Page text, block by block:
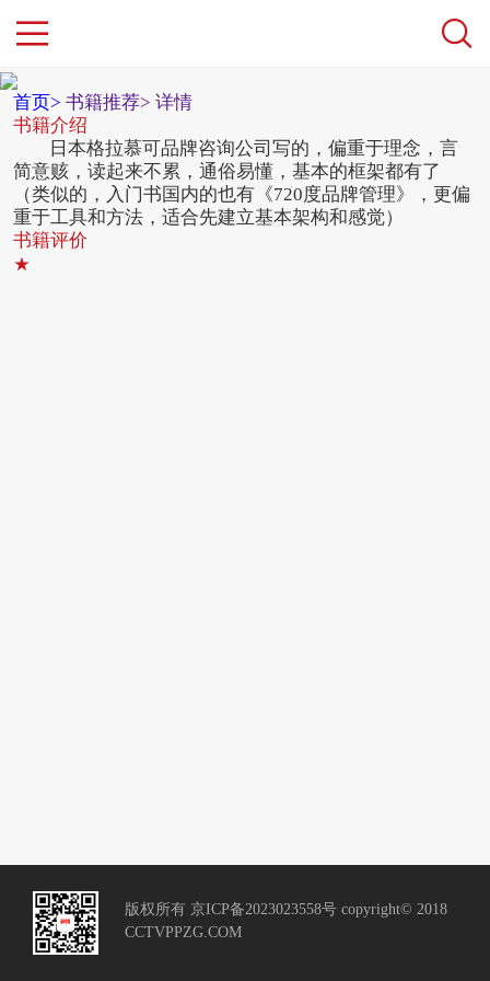
首页> 书籍推荐> 详情
书籍介绍
日本格拉慕可品牌咨询公司写的，偏重于理念，言
简意赅，读起来不累，通俗易懂，基本的框架都有了
（类似的，入门书国内的也有《720度品牌管理》，更偏
重于工具和方法，适合先建立基本架构和感觉）
书籍评价
版权所有 京ICP备2023023558号 copyright© 2018
CCTVPPZG.COM